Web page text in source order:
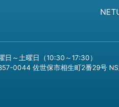
日～土曜日（10:30～17:30）
0044 佐世保市相生町2番29号